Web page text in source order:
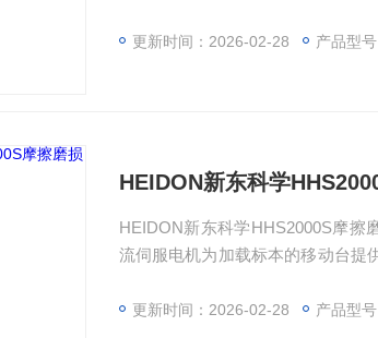
测器。 该横向臂的一端提供了一
更新时间：2026-02-28 产品型号
HEIDON新东科学
HEIDON新东科学HHS2000S摩擦
流伺服电机为加载标本的移动台提
测器。 该横向臂的一端提供了一
更新时间：2026-02-28 产品型号